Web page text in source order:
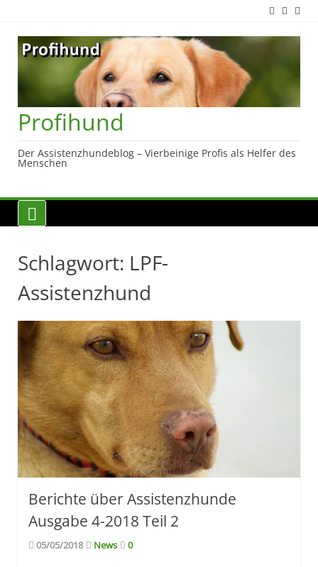
content
Profihund
Der Assistenzhundeblog – Vierbeinige Profis als Helfer des
Menschen
Schlagwort: LPF-
Assistenzhund
Berichte über Assistenzhunde
Ausgabe 4-2018 Teil 2
05/05/2018 News 0